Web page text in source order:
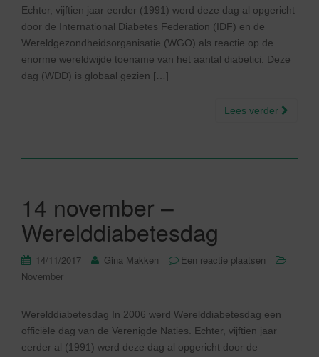
Echter, vijftien jaar eerder (1991) werd deze dag al opgericht
door de International Diabetes Federation (IDF) en de
Wereldgezondheidsorganisatie (WGO) als reactie op de
enorme wereldwijde toename van het aantal diabetici. Deze
dag (WDD) is globaal gezien […]
Lees verder
14 november –
Werelddiabetesdag
14/11/2017 Gina Makken
Een reactie plaatsen
November
Werelddiabetesdag In 2006 werd Werelddiabetesdag een
officiële dag van de Verenigde Naties. Echter, vijftien jaar
eerder al (1991) werd deze dag al opgericht door de